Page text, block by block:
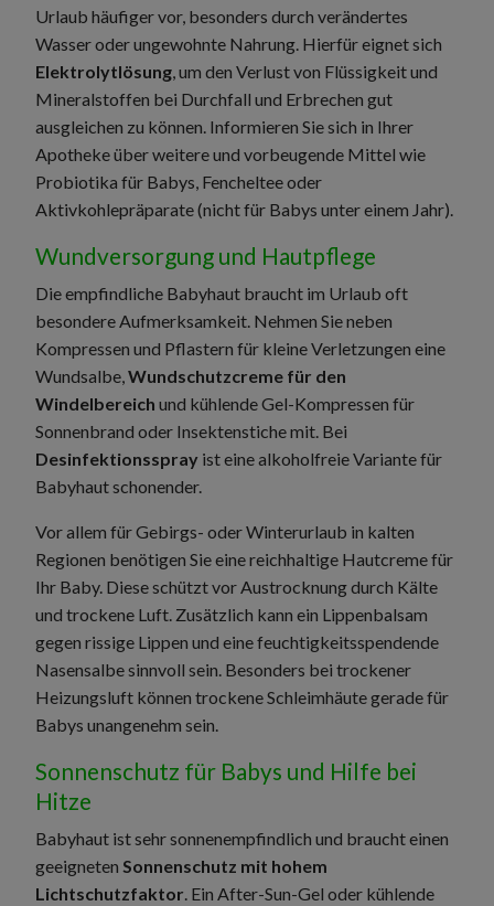
Urlaub häufiger vor, besonders durch verändertes
Wasser oder ungewohnte Nahrung. Hierfür eignet sich
Elektrolytlösung, um den Verlust von Flüssigkeit und
Mineralstoffen bei Durchfall und Erbrechen gut
ausgleichen zu können. Informieren Sie sich in Ihrer
Apotheke über weitere und vorbeugende Mittel wie
Probiotika für Babys, Fencheltee oder
Aktivkohlepräparate (nicht für Babys unter einem Jahr).
Wundversorgung und Hautpflege
Die empfindliche Babyhaut braucht im Urlaub oft
besondere Aufmerksamkeit. Nehmen Sie neben
Kompressen und Pflastern für kleine Verletzungen eine
Wundsalbe,Wundschutzcreme für den
Windelbereich und kühlende Gel-Kompressen für
Sonnenbrand oder Insektenstiche mit. Bei
Desinfektionsspray ist eine alkoholfreie Variante für
Babyhaut schonender.
Vor allem für Gebirgs- oder Winterurlaub in kalten
Regionen benötigen Sie eine reichhaltige Hautcreme für
Ihr Baby. Diese schützt vor Austrocknung durch Kälte
und trockene Luft. Zusätzlich kann ein Lippenbalsam
gegen rissige Lippen und eine feuchtigkeitsspendende
Nasensalbe sinnvoll sein. Besonders bei trockener
Heizungsluft können trockene Schleimhäute gerade für
Babys unangenehm sein.
Sonnenschutz für Babys und Hilfe bei
Hitze
Babyhaut ist sehr sonnenempfindlich und braucht einen
geeigneten Sonnenschutz mit hohem
Lichtschutzfaktor. Ein After-Sun-Gel oder kühlende